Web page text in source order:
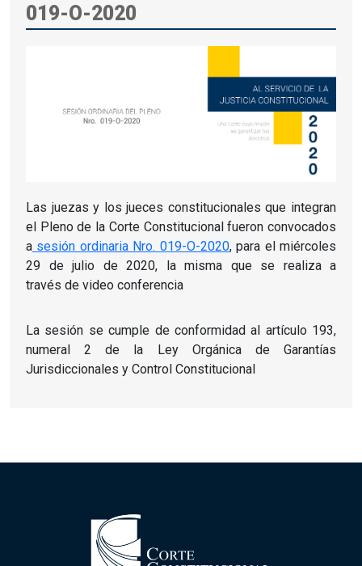
019-O-2020
Las juezas y los jueces constitucionales que integran
el Pleno de la Corte Constitucional fueron convocados
a sesión ordinaria Nro. 019-O-2020, para el miércoles
29 de julio de 2020, la misma que se realiza a
través de video conferencia
La sesión se cumple de conformidad al artículo 193,
numeral 2 de la Ley Orgánica de Garantías
Jurisdiccionales y Control Constitucional